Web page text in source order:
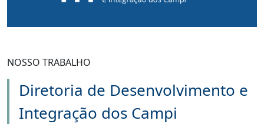
NOSSO TRABALHO
Diretoria de Desenvolvimento e
Integração dos Campi